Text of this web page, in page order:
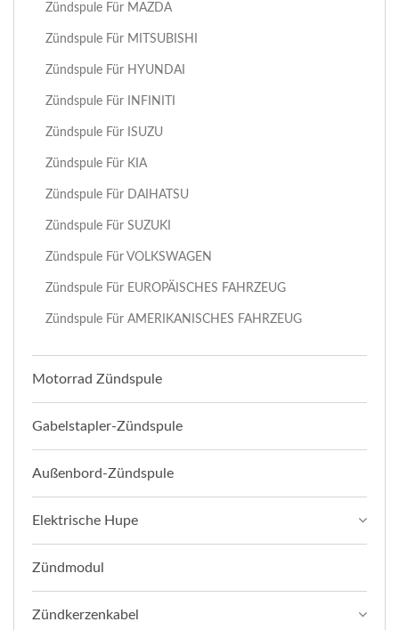
Zündspule Für MAZDA
Zündspule Für MITSUBISHI
Zündspule Für HYUNDAI
Zündspule Für INFINITI
Zündspule Für ISUZU
Zündspule Für KIA
Zündspule Für DAIHATSU
Zündspule Für SUZUKI
Zündspule Für VOLKSWAGEN
Zündspule Für EUROPÄISCHES FAHRZEUG
Zündspule Für AMERIKANISCHES FAHRZEUG
Motorrad Zündspule
Gabelstapler-Zündspule
Außenbord-Zündspule
Elektrische Hupe
Zündmodul
Zündkerzenkabel